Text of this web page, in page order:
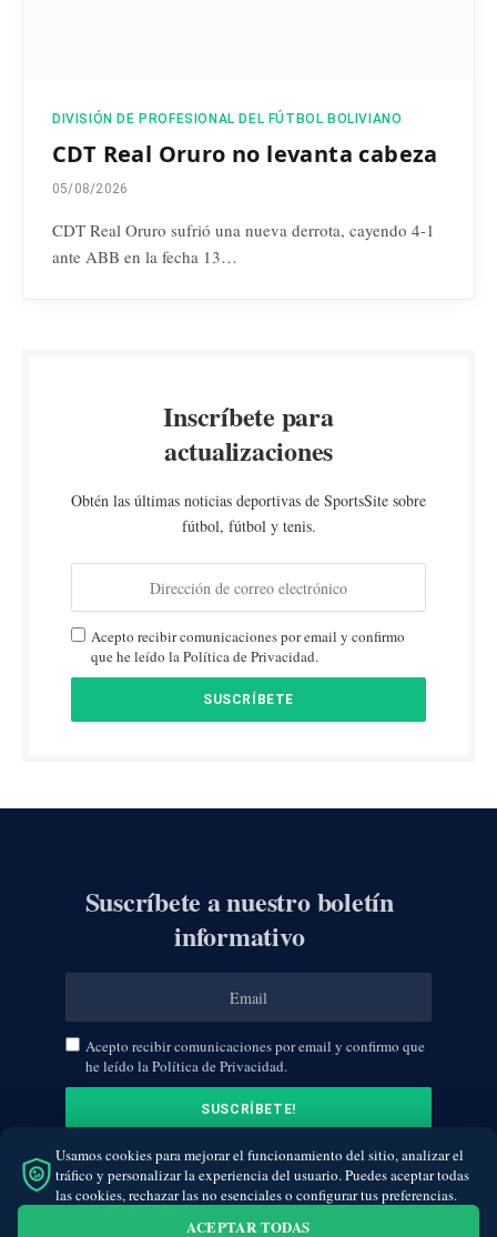
DIVISIÓN DE PROFESIONAL DEL FÚTBOL BOLIVIANO
CDT Real Oruro no levanta cabeza
05/08/2026
CDT Real Oruro sufrió una nueva derrota, cayendo 4-1
ante ABB en la fecha 13…
Inscríbete para
actualizaciones
Obtén las últimas noticias deportivas de SportsSite sobre
fútbol, fútbol y tenis.
Acepto recibir comunicaciones por email y confirmo
que he leído la Política de Privacidad.
Suscríbete a nuestro boletín
informativo
Acepto recibir comunicaciones por email y confirmo que
he leído la Política de Privacidad.
Usamos cookies para mejorar el funcionamiento del sitio, analizar el
tráfico y personalizar la experiencia del usuario. Puedes aceptar todas
las cookies, rechazar las no esenciales o configurar tus preferencias.
ACEPTAR TODAS